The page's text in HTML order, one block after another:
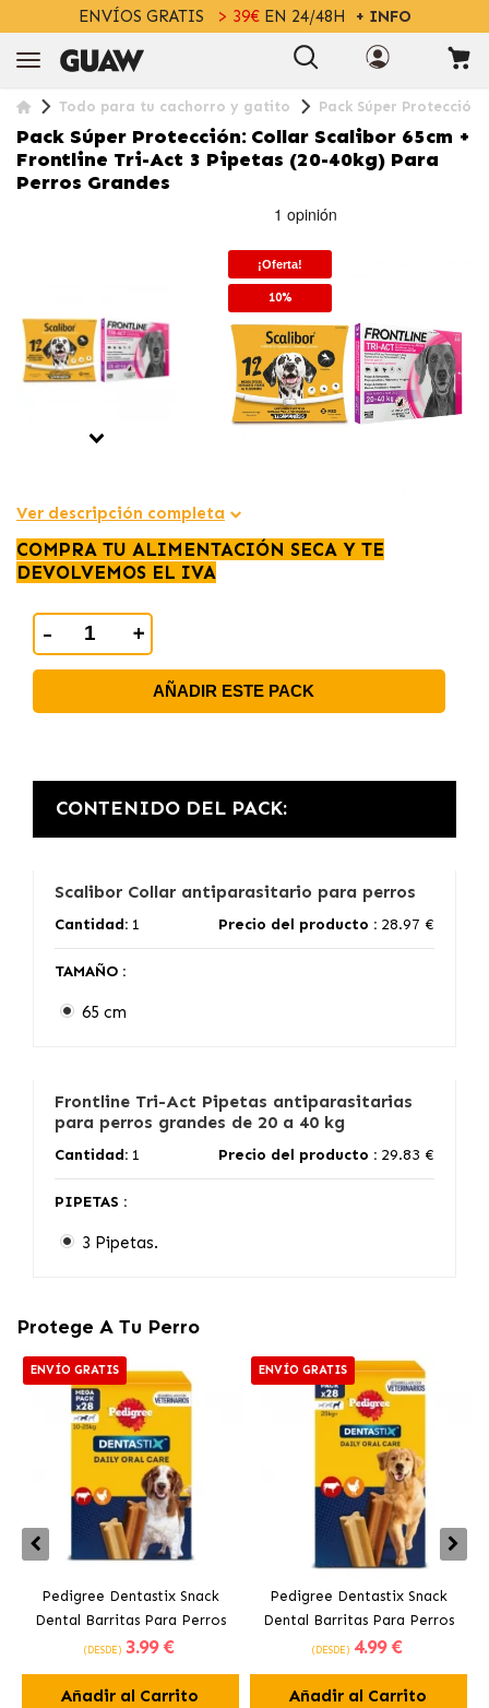
ENVÍOS GRATIS > 39€EN 24/48H + INFO
Todo para tu cachorro y gatito Pack Súper
Pack Súper Protección: Collar Scalibor 65cm +
Frontline Tri-Act 3 Pipetas (20-40kg) Para
Perros Grandes
¡Oferta!
10%
Ver descripción completa
COMPRA TU ALIMENTACIÓN SECA Y TE
DEVOLVEMOS EL IVA
- +
AÑADIR ESTE PACK
CONTENIDO DEL PACK:
Scalibor Collar antiparasitario para perros
Cantidad: 1 Precio del producto :28.97 €
TAMAÑO :
65 cm
Frontline Tri-Act Pipetas antiparasitarias
para perros grandes de 20 a 40 kg
Cantidad: 1 Precio del producto :29.83 €
PIPETAS :
3 Pipetas.
Protege A Tu Perro
ENVÍO GRATIS
Pedigree Dentastix Snack
Dental Barritas Para Perros
Medianos 10-25 kg
(DESDE) 3.99 €
Añadir al Carrito
ENVÍO GRATIS
Pedigree Dentastix Snack
Dental Barritas Para Perros
Grandes +25 kg
(DESDE) 4.99 €
Añadir al Carrito